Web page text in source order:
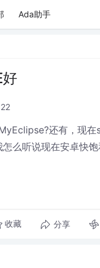
Ada助手
还有，现
么听说现在安卓快饱
收藏 分享